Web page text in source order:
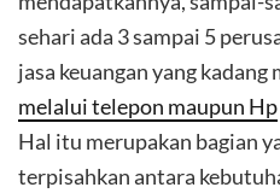
sehari ada 3 sampai 5
jasa keuangan yang
melalui telepon maupun Hp
Hal itu merupakan bagian
terpisahkan antara